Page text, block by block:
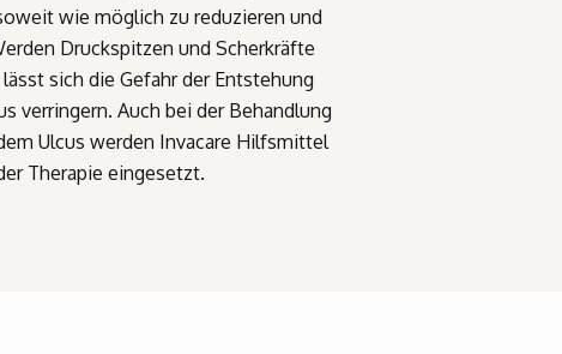
wie möglich zu reduzieren und
Druckspitzen und Scherkräfte
sich die Gefahr der Entstehung
verringern. Auch bei der Behandlung
Ulcus werden Invacare Hilfsmittel
Therapie eingesetzt.